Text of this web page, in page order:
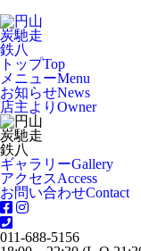
トップTop
メニューMenu
お知らせNews
店主より Owner
ギャラリーGallery
アクセスAccess
お問い合わせContact
011-688-5156